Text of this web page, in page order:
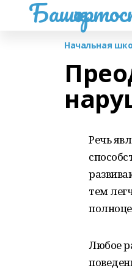
Начальная
Речь
тем
Любое